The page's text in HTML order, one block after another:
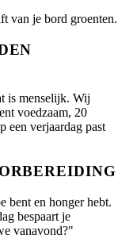
van je bord groenten.
is menselijk. Wij
voedzaam, 20
een verjaardag past
bent en honger hebt.
bespaart je
vanavond?"